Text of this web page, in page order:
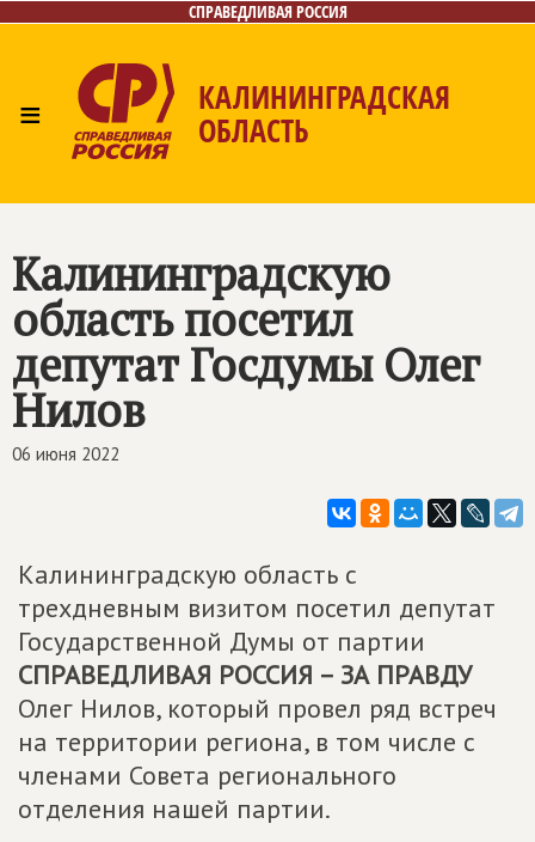
СПРАВЕДЛИВАЯ РОССИЯ
≡ КАЛИНИНГРАДСКАЯ
ОБЛАСТЬ
Калининградскую
область посетил
депутат Госдумы Олег
Нилов
06 июня 2022
Калининградскую область с
трехдневным визитом посетил депутат
Государственной Думы от партии
СПРАВЕДЛИВАЯ РОССИЯ – ЗА ПРАВДУ
Олег Нилов, который провел ряд встреч
на территории региона, в том числе с
членами Совета регионального
отделения нашей партии.